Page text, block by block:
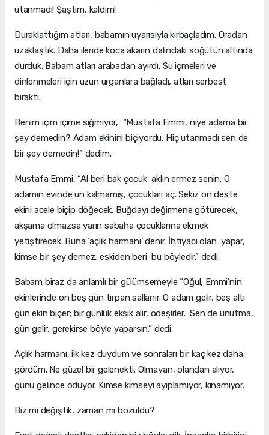
utanmadı! Şaştım, kaldım!
Duraklattığım atları, babamın uyarısıyla kırbaçladım. Oradan
uzaklaştık. Daha ileride koca akarın dalındaki söğütün altında
durduk. Babam atları arabadan ayırdı. Su içmeleri ve
dinlenmeleri için uzun urganlara bağladı, atları serbest
bıraktı.
Benim içim içime sığmıyor, “Mustafa Emmi, niye adama bir
şey demedin? Adam ekinini biçiyordu. Hiç utanmadı sen de
bir şey demedin!” dedim.
Mustafa Emmi, “Al beri bak çocuk, aklın ermez senin. O
adamın evinde un kalmamış, çocukları aç. Sekiz on deste
ekini acele biçip döğecek. Buğdayı değirmene götürecek,
akşama olmazsa yarın sabaha çocuklarına ekmek
yetiştirecek. Buna ‘açlık harmanı’ denir. İhtiyacı olan yapar,
kimse bir şey demez, eskiden beri bu böyledir.” dedi.
Babam biraz da anlamlı bir gülümsemeyle “Oğul, Emmi’nin
ekinlerinde on beş gün tırpan sallanır. O adam gelir, beş altı
gün ekin biçer; bir günlük eksik alır, ödeşirler. Sen de unutma,
gün gelir, gerekirse böyle yaparsın.” dedi.
Açlık harmanı, ilk kez duydum ve sonraları bir kaç kez daha
gördüm. Ne güzel bir gelenekti. Olmayan, olandan alıyor,
günü gelince ödüyor. Kimse kimseyi ayıplamıyor, kınamıyor.
Biz mi değiştik, zaman mı bozuldu?